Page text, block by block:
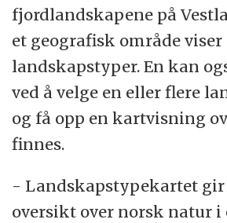
fjordlandskapene på
et geografisk område viser
landskapstyper. En kan
ved å velge en eller flere
og få opp en kartvisning
finnes.
- Landskapstypekartet gir
oversikt over norsk natur i